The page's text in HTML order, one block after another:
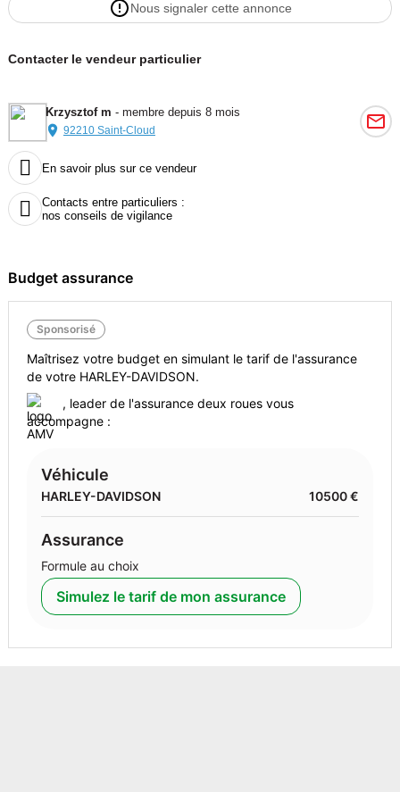
Nous signaler cette annonce
Contacter le vendeur particulier
Krzysztof m - membre depuis 8 mois
92210 Saint-Cloud
 En savoir plus sur ce vendeur

Contacts entre particuliers :
nos conseils de vigilance
Budget assurance
Sponsorisé
Maîtrisez votre budget en simulant le tarif de l'assurance
de votre HARLEY-DAVIDSON.
, leader de l'assurance deux roues vous
accompagne :
Véhicule
HARLEY-DAVIDSON 10500 €
Assurance
Formule au choix
Simulez le tarif de mon assurance